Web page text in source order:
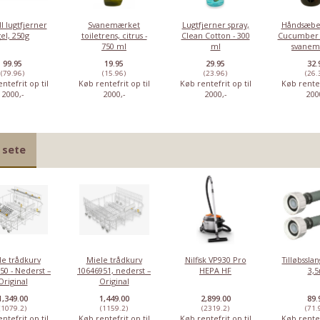
RABAT
Brilly duftfrisker
MinusKalk
Badspray
KØB 4+ OG FÅ 6% RABAT
Siemens
rengøringsmiddel
Universale
lugtfjerner
250g
99.95
(79.96)
op til
2000,-
Svanemærket
toiletrens, citrus -
750 ml
19.95
(15.96)
Køb rentefrit op til
2000,-
Lugtfjerner spray,
Clean Cotton - 300
ml
29.95
(23.96)
Køb rentefrit op til
2000,-
Cucumber
Køb
sete
trådkurv
- Nederst –
Miele trådkurv
10646951, nederst –
Original
1,449.00
(1159.2)
Nilfisk VP930 Pro
HEPA HF
2,899.00
(2319.2)